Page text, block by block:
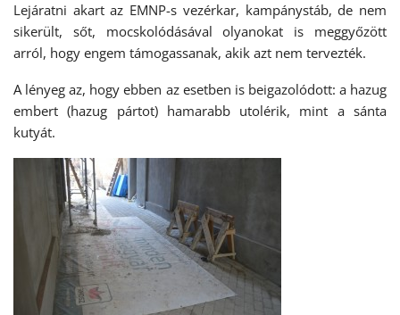
Lejáratni akart az EMNP-s vezérkar, kampánystáb, de nem
sikerült, sőt, mocskolódásával olyanokat is meggyőzött
arról, hogy engem támogassanak, akik azt nem tervezték.
A lényeg az, hogy ebben az esetben is beigazolódott: a hazug
embert (hazug pártot) hamarabb utolérik, mint a sánta
kutyát.